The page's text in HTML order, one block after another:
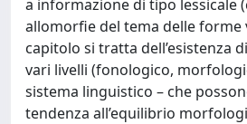
a informazione di tipo lessicale
allomorfie del tema delle forme
capitolo si tratta dell’esistenza
vari livelli (fonologico,
sistema linguistico – che
tendenza all’equilibrio